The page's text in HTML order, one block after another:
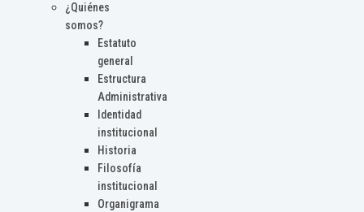
¿Quiénes
somos?
Estatuto
general
Estructura
Administrativa
Identidad
institucional
Historia
Filosofía
institucional
Organigrama